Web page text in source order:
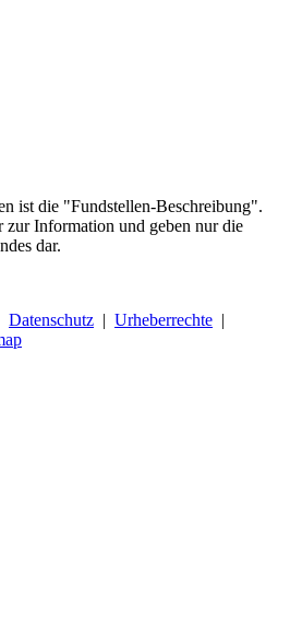
ist die "Fundstellen-Beschreibung".
Information und geben nur die
dar.
Datenschutz | Urheberrechte |